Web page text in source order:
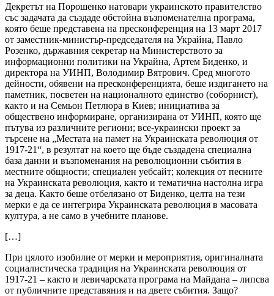
Декретът на Порошенко натовари украинското правителство
със задачата да създаде обстойна възпоменателна програма,
която беше представена на пресконференция на 13 март 2017
от заместник-министър-председателя на Украйна, Павло
Розенко, държавния секретар на Министерството за
информационни политики на Украйна, Артем Биденко, и
директора на УИНП, Володимир Вятрович. Сред многото
дейности, обявени на пресконференцията, беше издигането на
паметник, посветен на националното единство (соборнист),
както и на Семьон Петлюра в Киев; инициатива за
обществено информиране, организирана от УИНП, която ще
пътува из различните региони; все-украински проект за
търсене на „Местата на памет на Украинската революция от
1917-21“, в резултат на което ще бъде създадена специална
база данни и възпоменания на революционни събития в
местните общности; специален уебсайт; колекция от песните
на Украинската революция, както и тематична настолна игра
за деца. Както беше отбелязано от Биденко, целта на тези
мерки е да се интегрира Украинската революция в масовата
култура, а не само в учебните планове.
[…]
При цялото изобилие от мерки и мероприятия, оригиналната
социалистическа традиция на Украинската революция от
1917-21 – както и левичарската програма на Майдана – липсва
от публичните представяния и на двете събития. Защо?